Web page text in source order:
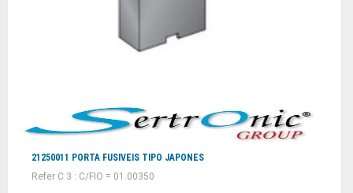
21250011 PORTA FUSIVEIS TIPO JAPONES
Refer C 3 : C/FIO = 01.00350